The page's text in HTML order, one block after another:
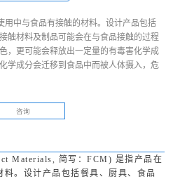
用中与食品有接触的材料。设计产品包括
触材料及制品可能会在与食品接触的过程
，更可能会释放出一定量的有毒害化学成
学成分会迁移到食品中而被人体摄入，危
咨询
Materials, 简写：FCM) 是指产品在
。设计产品包括餐具、厨具、食品